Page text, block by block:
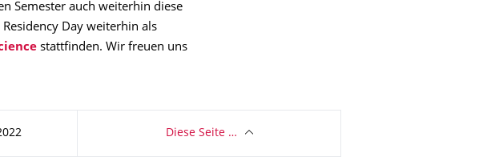
Semester auch weiterhin diese
Day weiterhin als
stattfinden. Wir freuen uns
Diese Seite …